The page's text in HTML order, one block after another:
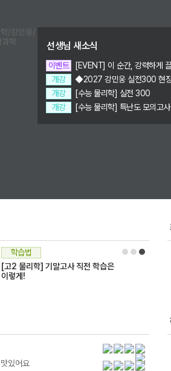
선생님 새소식
이벤트
[EVENT] 이 순간, 강력하게 끌림
개강
◆2027 강민웅 실전300 현
개강
[수능 물리학] 실전 300
개강
[수능 물리학] 특난도 모의고사
학습법
[고2 물리학] 기말고사 직전 학습은
이렇게!
있어요